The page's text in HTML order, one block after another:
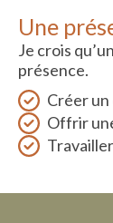
Une
Je crois
présence.
Créer un
Offrir